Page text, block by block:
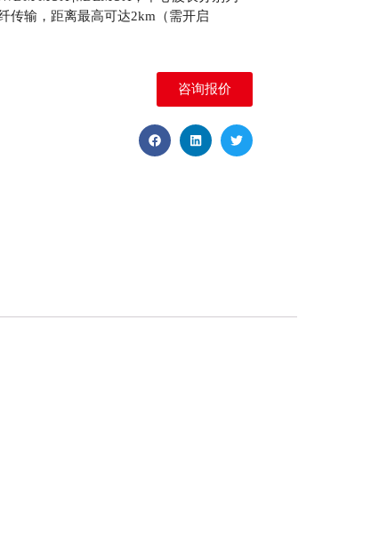
传输，距离最高可达2km（需开启
咨询报价